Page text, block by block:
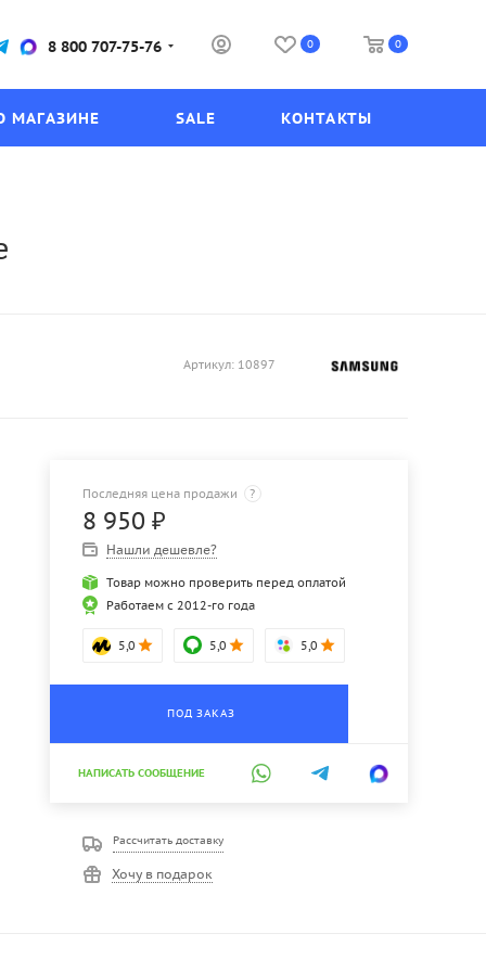
8 800 707-75-76 0 0
МАГАЗИНЕ SALE КОНТАКТЫ
Артикул: 10897
Последняя цена продажи ?
8 950 ₽
Нашли дешевле?
Товар можно проверить перед оплатой
Работаем с 2012-го года
5,0 5,0 5,0
ПОД ЗАКАЗ
НАПИСАТЬ СООБЩЕНИЕ
Рассчитать доставку
Хочу в подарок